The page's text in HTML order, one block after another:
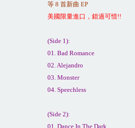
等 8 首新曲 EP
美國限量進口，錯過可惜!!
(Side 1):
01. Bad Romance
02. Alejandro
03. Monster
04. Speechless
(Side 2):
01. Dance In The Dark